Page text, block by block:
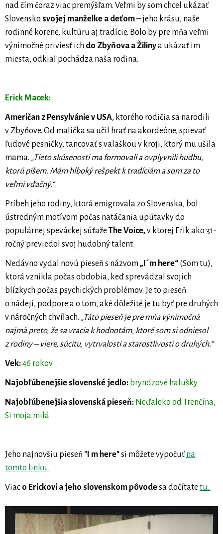
nad čím čoraz viac premýšľam. Veľmi by som chcel ukázať
Slovensko svojej manželke a deťom– jeho krásu, naše
rodinné korene, kultúru aj tradície. Bolo by pre mňa veľmi
výnimočné priviesť ich do Zbyňova a Žilinya ukázať im
miesta, odkiaľ pochádza naša rodina.
Erick Macek:
Američan z Pensylvánie v USA, ktorého rodičia sa narodili
v Zbyňove. Od malička sa učil hrať na akordeóne, spievať
ľudové pesničky, tancovať s valaškou v kroji, ktorý mu ušila
mama. „Tieto skúsenosti ma formovali a ovplyvnili hudbu,
ktorú píšem. Mám hlboký rešpekt k tradíciám a som za to
veľmi vďačný.“
Príbeh jeho rodiny, ktorá emigrovala zo Slovenska, bol
ústredným motívom počas natáčania upútavky do
populárnej speváckej súťaže The Voice,v ktorej Erik ako 31-
ročný previedol svoj hudobný talent.
Nedávno vydal novú pieseň s názvom „I´m here“ (Som tu),
ktorá vznikla počas obdobia, keď sprevádzal svojich
blízkych počas psychických problémov. Je to pieseň
o nádeji, podpore a o tom, aké dôležité je tu byť pre druhých
v náročných chvíľach. „Táto pieseň je pre mňa výnimočná
najmä preto, že sa vracia k hodnotám, ktoré som si odniesol
z rodiny – viere, súcitu, vytrvalosti a starostlivosti o druhých.“
Vek:46 rokov
Najobľúbenejšie slovenské jedlo: bryndzové halušky
Najobľúbenejšia slovenská pieseň: Neďaleko od Trenčína,
Si moja milá
Jeho najnovšiu pieseň "I m here"si môžete vypočuť na
tomto linku.
Viac o Erickovi a jeho slovenskom pôvodesa dočítate tu.